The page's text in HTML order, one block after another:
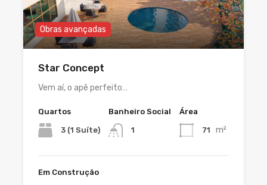
Obras avançadas
Star Concept
Vem aí, o apê perfeito…
Quartos
3 (1 Suíte)
Banheiro Social
1
Área
71 m²
Em Construção